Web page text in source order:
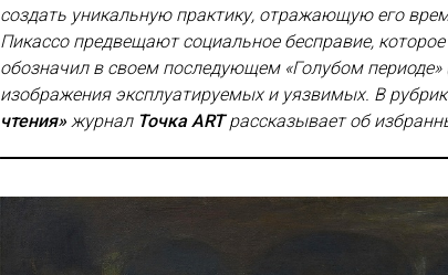
создать уникальную практику, отражающую его
Пикассо предвещают социальное бесправие, которое
обозначил в своем последующем «Голубом периоде»
изображения эксплуатируемых и уязвимых. В
чтения»журнал Точка ARTрассказывает об